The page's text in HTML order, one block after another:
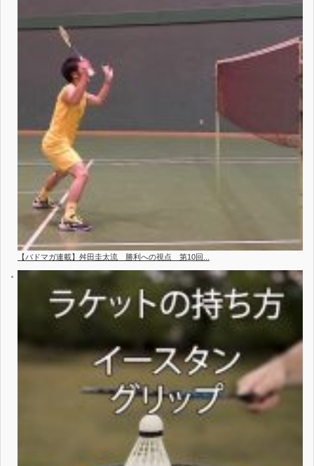
【バドマガ連載】舛田圭太流 勝利への視点 第10回...